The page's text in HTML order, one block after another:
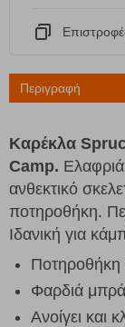
Περιγραφή
Καρέκλα
Camp.
ανθεκτικό
ποτηροθήκη.
Ιδανική για
Ποτηροθήκη
Φαρδιά
Ανοίγει και